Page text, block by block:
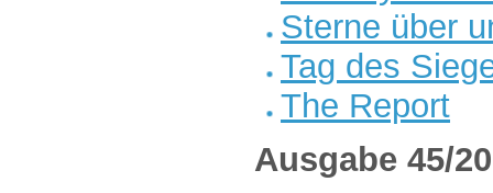
Sterne über
Tag des
The Report
Ausgabe 45/